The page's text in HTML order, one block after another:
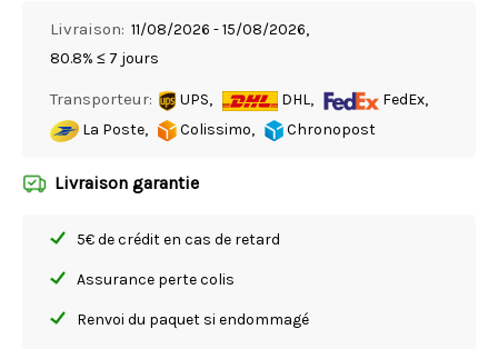
Livraison: 11/08/2026 - 15/08/2026,
80.8% ≤ 7 jours
Transporteur: UPS, DHL,
FedEx,
La Poste,
Colissimo, Chronopost
Livraison garantie
5€ de crédit en cas de retard
Assurance perte colis
Renvoi du paquet si endommagé